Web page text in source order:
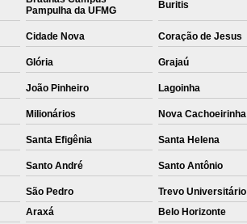
Pampulha da UFMG
Buritis
Cidade Nova Coração de Jesus
Glória Grajaú
João Pinheiro Lagoinha
Milionários Nova Cachoeirinha
Santa Efigênia Santa Helena
Santo André Santo Antônio
São Pedro
Trevo Universitário
Araxá Belo Horizonte